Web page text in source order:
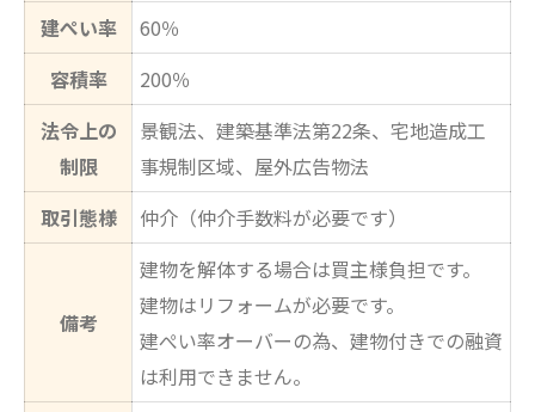
建ぺい率
60％
容積率
200％
法令上の
制限
景観法、建築基準法第22条、宅地造成工
事規制区域、屋外広告物法
取引態様
仲介（仲介手数料が必要です）
備考
建物を解体する場合は買主様負担です。
建物はリフォームが必要です。
建ぺい率オーバーの為、建物付きでの融資
は利用できません。